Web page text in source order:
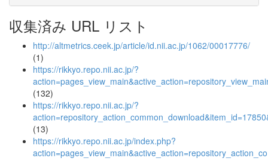
収集済み URL リスト
http://altmetrics.ceek.jp/article/id.nii.ac.jp/1062/00017776/
(1)
https://rikkyo.repo.nii.ac.jp/?
(132)
https://rikkyo.repo.nii.ac.jp/?
(13)
https://rikkyo.repo.nii.ac.jp/index.php?